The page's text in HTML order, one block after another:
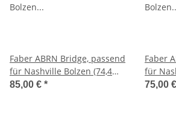
Faber ABRN Bridge, passend
für Nashville Bolzen (74,4
mm), vernickelt, aged,
85,00 € *
Faber
für
mm),
75,00 €